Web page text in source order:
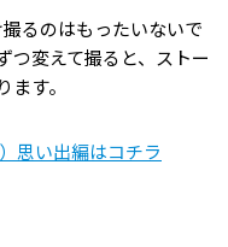
るのはもったいないで
つ変えて撮ると、ストー
す。
思い出編はコチラ